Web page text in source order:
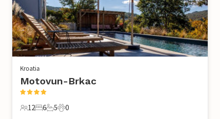
Kroatia
Motovun-Brkac
12 Gjester
12
6 Soverom
6
5 Bad
5
0 Kjæledyr
0